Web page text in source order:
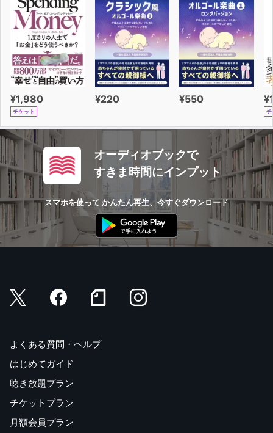
¥1,980
チケット
¥220 ¥550
チ
オーディオブックで
すきま時間にインプット
スマホを使って かんたん再生、今すぐダウンロード
よくある質問・ヘルプ
はじめてガイド
聴き放題プラン
チケットプラン
月額会員プラン